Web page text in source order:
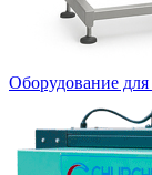
Оборудование